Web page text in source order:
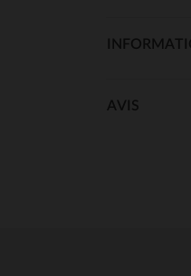
AVIS